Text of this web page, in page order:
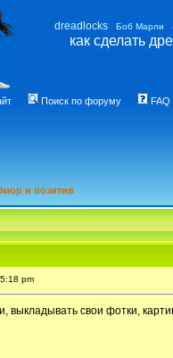
dreadlocks Боб Марли
как сделать
Поиск по форуму FAQ
и позитив
pm
выкладывать свои фотки,